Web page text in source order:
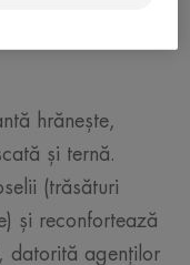
hrănește,
și ternă.
(trăsături
și reconfortează
datorită agenților